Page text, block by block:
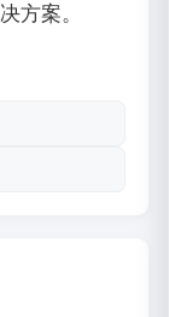
方案。